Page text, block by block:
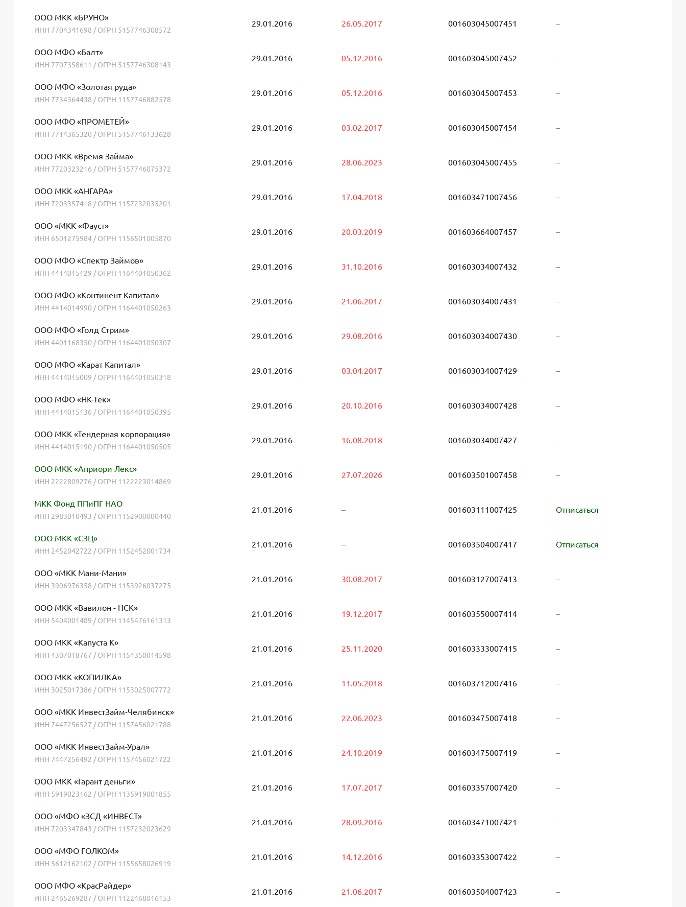
ООО МКК «БРУНО»
ИНН 7704341698 / ОГРН 5157746308572
29.01.2016 26.05.2017 001603045007451 –
ООО МФО «Балт»
ИНН 7707358611 / ОГРН 5157746308143
29.01.2016 05.12.2016 001603045007452 –
ООО МФО «Золотая руда»
ИНН 7734364438 / ОГРН 1157746882578
29.01.2016 05.12.2016 001603045007453 –
ООО МФО «ПРОМЕТЕЙ»
ИНН 7714365320 / ОГРН 5157746133628
29.01.2016 03.02.2017 001603045007454 –
ООО МКК «Время Займа»
ИНН 7720323216 / ОГРН 5157746075372
29.01.2016 28.06.2023 001603045007455 –
ООО МКК «АНГАРА»
ИНН 7203357418 / ОГРН 1157232035201
29.01.2016 17.04.2018 001603471007456 –
ООО «МКК «Фауст»
ИНН 6501275984 / ОГРН 1156501005870
29.01.2016 20.03.2019 001603664007457 –
ООО МФО «Спектр Займов»
ИНН 4414015129 / ОГРН 1164401050362
29.01.2016 31.10.2016 001603034007432 –
ООО МФО «Континент Капитал»
ИНН 4414014990 / ОГРН 1164401050263
29.01.2016 21.06.2017 001603034007431 –
ООО МФО «Голд Стрим»
ИНН 4401168350 / ОГРН 1164401050307
29.01.2016 29.08.2016 001603034007430 –
ООО МФО «Карат Капитал»
ИНН 4414015009 / ОГРН 1164401050318
29.01.2016 03.04.2017 001603034007429 –
ООО МФО «НК-Тек»
ИНН 4414015136 / ОГРН 1164401050395
29.01.2016 20.10.2016 001603034007428 –
ООО МКК «Тендерная корпорация»
ИНН 4414015190 / ОГРН 1164401050505
29.01.2016 16.08.2018 001603034007427 –
ООО МКК «Априори Лекс»
ИНН 2222809276 / ОГРН 1122223014869
29.01.2016 27.07.2026 001603501007458 –
МКК Фонд ППиПГ НАО
ИНН 2983010493 / ОГРН 1152900000440
21.01.2016 – 001603111007425 Отписаться
ООО МКК «СЗЦ»
ИНН 2452042722 / ОГРН 1152452001734
21.01.2016 – 001603504007417 Отписаться
ООО «МКК Мани-Мани»
ИНН 3906976358 / ОГРН 1153926037275
21.01.2016 30.08.2017 001603127007413 –
ООО МКК «Вавилон - НСК»
ИНН 5404001489 / ОГРН 1145476161313
21.01.2016 19.12.2017 001603550007414 –
ООО МКК «Капуста К»
ИНН 4307018767 / ОГРН 1154350014598
21.01.2016 25.11.2020 001603333007415 –
ООО МКК «КОПИЛКА»
ИНН 3025017386 / ОГРН 1153025007772
21.01.2016 11.05.2018 001603712007416 –
ООО «МКК ИнвестЗайм-Челябинск»
ИНН 7447256527 / ОГРН 1157456021788
21.01.2016 22.06.2023 001603475007418 –
ООО «МКК ИнвестЗайм-Урал»
ИНН 7447256492 / ОГРН 1157456021722
21.01.2016 24.10.2019 001603475007419 –
ООО МКК «Гарант деньги»
ИНН 5919023162 / ОГРН 1135919001855
21.01.2016 17.07.2017 001603357007420 –
ООО «МФО «ЗСД «ИНВЕСТ»
ИНН 7203347843 / ОГРН 1157232023629
21.01.2016 28.09.2016 001603471007421 –
ООО «МФО ГОЛКОМ»
ИНН 5612162102 / ОГРН 1155658026919
21.01.2016 14.12.2016 001603353007422 –
ООО МФО «КрасРайдер»
ИНН 2465269287 / ОГРН 1122468016153
21.01.2016 21.06.2017 001603504007423 –